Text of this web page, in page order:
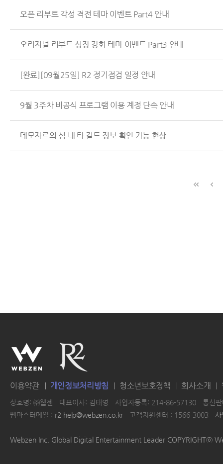
오픈 리부트 각성 격전 테마 이벤트 Part4 안내
오리지널 리부트 성장 강화 테마 이벤트 Part3 안내
[완료][09월25일] R2 정기점검 일정 안내
9월 3주차 비공식 프로그램 이용 계정 단속 안내
데모자르의 섬 내 타 길드 정보 확인 가능 현상
이용약관 개인정보처리방침 청소년보호정책 회사소개
상호명: ㈜웹젠 대표이사: 김태영 사업자등록: 214-86-57130
통신
웹마스터메일 : r2-help@webzen.co.kr 고객지원센터 : 1566-3003
Webzen Inc. Global Digital Entertainment Leader COPYRIGHTⓒ